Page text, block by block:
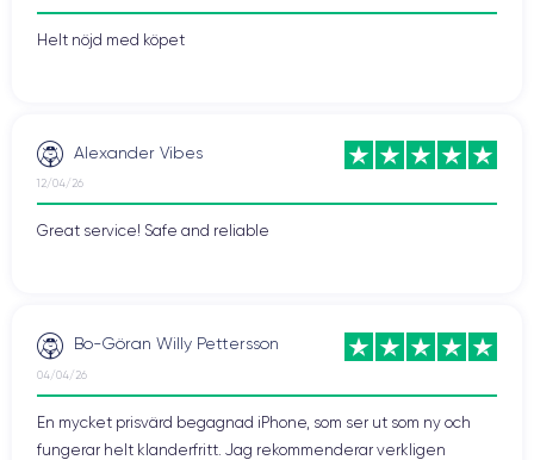
Helt nöjd med köpet
Alexander Vibes
12/04/26
Great service! Safe and reliable
Bo-Göran Willy Pettersson
04/04/26
En mycket prisvärd begagnad iPhone, som ser ut som ny och
fungerar helt klanderfritt. Jag rekommenderar verkligen